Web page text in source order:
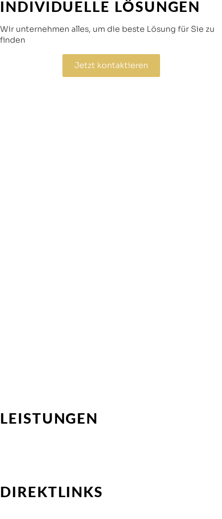
INDIVIDUELLE LÖSUNGEN
Wir unternehmen alles, um die beste Lösung für Sie zu
finden
Jetzt kontaktieren
LEISTUNGEN
DIREKTLINKS